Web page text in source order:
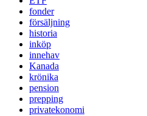
fonder
försäljning
historia
inköp
innehav
Kanada
krönika
pension
prepping
privatekonomi